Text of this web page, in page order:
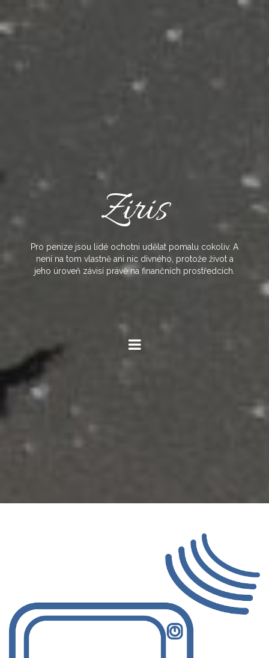
content
Ziris
Pro peníze jsou lidé ochotni udělat pomalu cokoliv. A
není na tom vlastně ani nic divného, protože život a
jeho úroveň závisí právě na finančních prostředcích.